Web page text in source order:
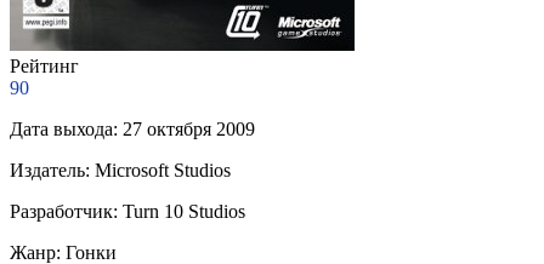
Рейтинг
90
Дата выхода: 27 октября 2009
Издатель: Microsoft Studios
Разработчик: Turn 10 Studios
Жанр: Гонки